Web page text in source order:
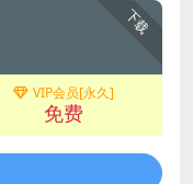
下载
VIP会员[永久]
免费